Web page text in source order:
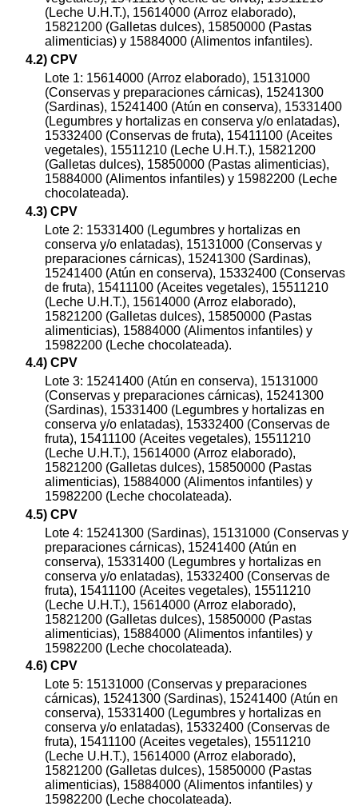
(Leche U.H.T.), 15614000 (Arroz elaborado),
15821200 (Galletas dulces), 15850000 (Pastas
alimenticias) y 15884000 (Alimentos infantiles).
4.2) CPV
Lote 1: 15614000 (Arroz elaborado), 15131000
(Conservas y preparaciones cárnicas), 15241300
(Sardinas), 15241400 (Atún en conserva), 15331400
(Legumbres y hortalizas en conserva y/o enlatadas),
15332400 (Conservas de fruta), 15411100 (Aceites
vegetales), 15511210 (Leche U.H.T.), 15821200
(Galletas dulces), 15850000 (Pastas alimenticias),
15884000 (Alimentos infantiles) y 15982200 (Leche
chocolateada).
4.3) CPV
Lote 2: 15331400 (Legumbres y hortalizas en
conserva y/o enlatadas), 15131000 (Conservas y
preparaciones cárnicas), 15241300 (Sardinas),
15241400 (Atún en conserva), 15332400 (Conservas
de fruta), 15411100 (Aceites vegetales), 15511210
(Leche U.H.T.), 15614000 (Arroz elaborado),
15821200 (Galletas dulces), 15850000 (Pastas
alimenticias), 15884000 (Alimentos infantiles) y
15982200 (Leche chocolateada).
4.4) CPV
Lote 3: 15241400 (Atún en conserva), 15131000
(Conservas y preparaciones cárnicas), 15241300
(Sardinas), 15331400 (Legumbres y hortalizas en
conserva y/o enlatadas), 15332400 (Conservas de
fruta), 15411100 (Aceites vegetales), 15511210
(Leche U.H.T.), 15614000 (Arroz elaborado),
15821200 (Galletas dulces), 15850000 (Pastas
alimenticias), 15884000 (Alimentos infantiles) y
15982200 (Leche chocolateada).
4.5) CPV
Lote 4: 15241300 (Sardinas), 15131000 (Conservas y
preparaciones cárnicas), 15241400 (Atún en
conserva), 15331400 (Legumbres y hortalizas en
conserva y/o enlatadas), 15332400 (Conservas de
fruta), 15411100 (Aceites vegetales), 15511210
(Leche U.H.T.), 15614000 (Arroz elaborado),
15821200 (Galletas dulces), 15850000 (Pastas
alimenticias), 15884000 (Alimentos infantiles) y
15982200 (Leche chocolateada).
4.6) CPV
Lote 5: 15131000 (Conservas y preparaciones
cárnicas), 15241300 (Sardinas), 15241400 (Atún en
conserva), 15331400 (Legumbres y hortalizas en
conserva y/o enlatadas), 15332400 (Conservas de
fruta), 15411100 (Aceites vegetales), 15511210
(Leche U.H.T.), 15614000 (Arroz elaborado),
15821200 (Galletas dulces), 15850000 (Pastas
alimenticias), 15884000 (Alimentos infantiles) y
15982200 (Leche chocolateada).